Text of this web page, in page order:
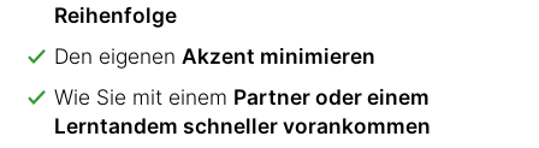
Reihenfolge
Den eigenen Akzent minimieren
Wie Sie mit einem Partner oder einem
Lerntandem schneller vorankommen